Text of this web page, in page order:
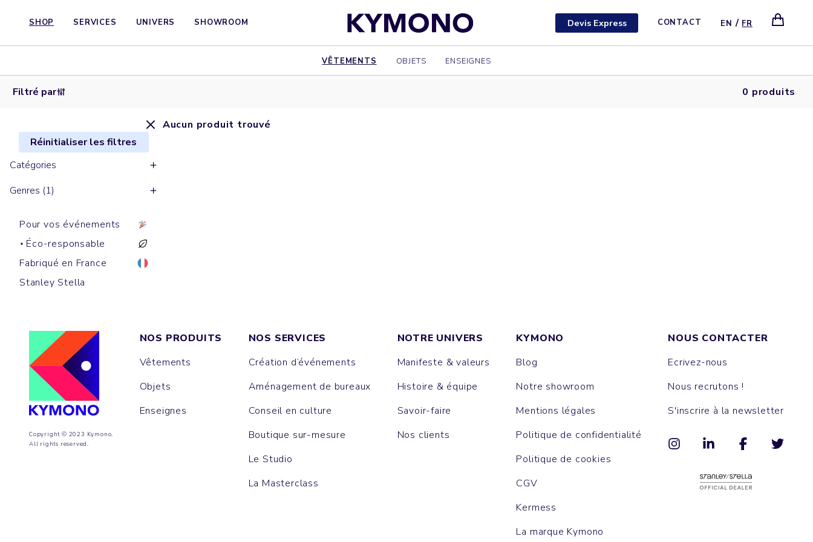
SHOP SERVICES UNIVERS SHOWROOM Devis Express CONTACT EN / FR
VÊTEMENTS OBJETS ENSEIGNES
Filtré par 0 produits
Réinitialiser les filtres
Catégories
Genres (1)
Pour vos événements
Éco-responsable
Fabriqué en France
Stanley Stella
Aucun produit trouvé
Copyright © 2023 Kymono.
All rights reserved.
NOS PRODUITS
Vêtements
Objets
Enseignes
NOS SERVICES
Création d’événements
Aménagement de bureaux
Conseil en culture
Boutique sur-mesure
Le Studio
La Masterclass
NOTRE UNIVERS
Manifeste & valeurs
Histoire & équipe
Savoir-faire
Nos clients
KYMONO
Blog
Notre showroom
Mentions légales
Politique de confidentialité
Politique de cookies
CGV
Kermess
La marque Kymono
NOUS CONTACTER
Ecrivez-nous
Nous recrutons !
S'inscrire à la newsletter